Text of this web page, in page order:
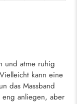
und atme ruhig
kann eine
das Massband
eng anliegen, aber